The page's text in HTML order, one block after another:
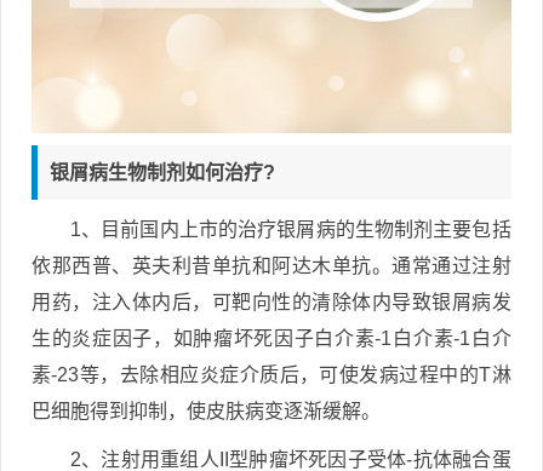
银屑病生物制剂如何治疗?
1、目前国内上市的治疗银屑病的生物制剂主要包括
依那西普、英夫利昔单抗和阿达木单抗。通常通过注射
用药，注入体内后，可靶向性的清除体内导致银屑病发
生的炎症因子，如肿瘤坏死因子白介素-1白介素-1白介
素-23等，去除相应炎症介质后，可使发病过程中的T淋
巴细胞得到抑制，使皮肤病变逐渐缓解。
2、注射用重组人II型肿瘤坏死因子受体-抗体融合蛋